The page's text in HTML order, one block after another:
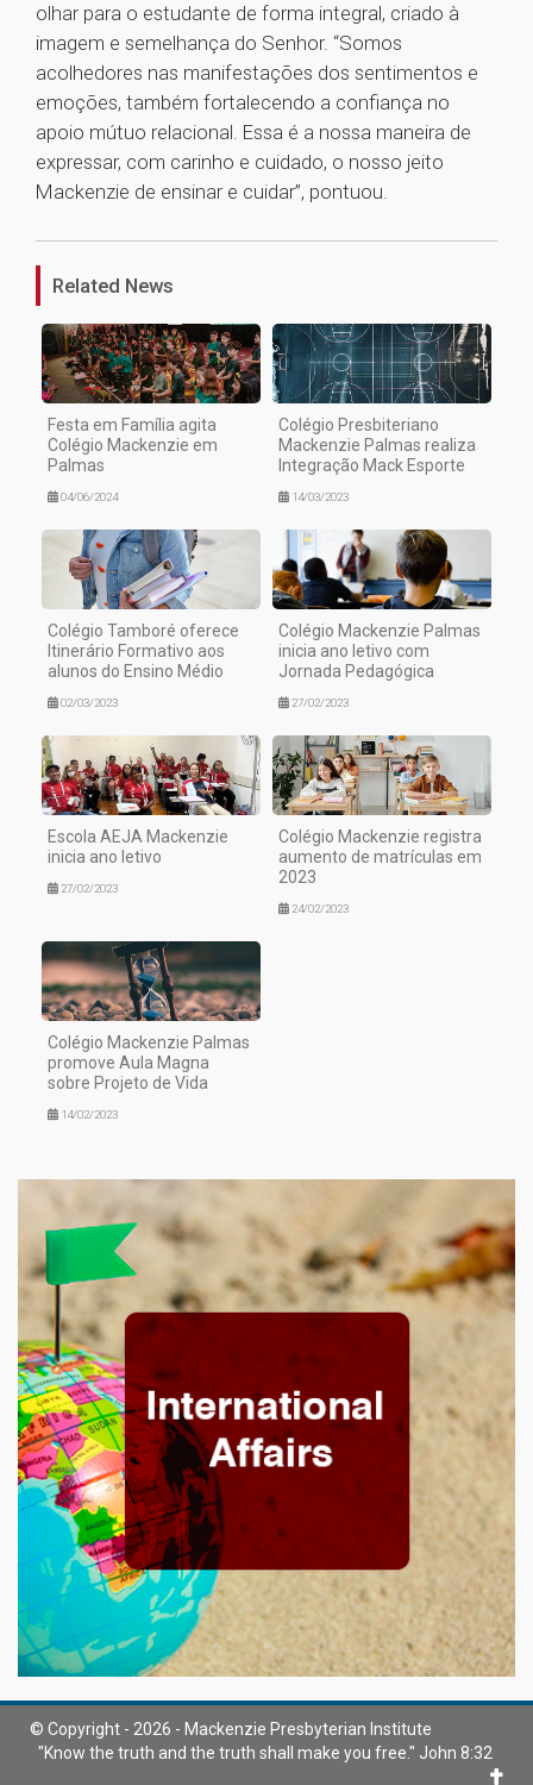
olhar para o estudante de forma integral, criado à
imagem e semelhança do Senhor. “Somos
acolhedores nas manifestações dos sentimentos e
emoções, também fortalecendo a confiança no
apoio mútuo relacional. Essa é a nossa maneira de
expressar, com carinho e cuidado, o nosso jeito
Mackenzie de ensinar e cuidar”, pontuou.
1
Related News
Festa em Família agita
Colégio Mackenzie em
Palmas
04/06/2024
Colégio Presbiteriano
Mackenzie Palmas realiza
Integração Mack Esporte
14/03/2023
Colégio Tamboré oferece
Itinerário Formativo aos
alunos do Ensino Médio
02/03/2023
Colégio Mackenzie Palmas
inicia ano letivo com
Jornada Pedagógica
27/02/2023
Escola AEJA Mackenzie
inicia ano letivo
27/02/2023
Colégio Mackenzie registra
aumento de matrículas em
2023
24/02/2023
Colégio Mackenzie Palmas
promove Aula Magna
sobre Projeto de Vida
14/02/2023
© Copyright - 2026 - Mackenzie Presbyterian Institute
"Know the truth and the truth shall make you free." John 8:32